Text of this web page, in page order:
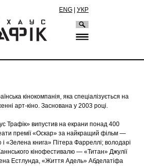
ENG УКР
кінокомпанія, яка спеціалізується на
арт-кіно. Заснована у 2003 році.
Трафік» випустив на екрани понад 400
премії «Оскар» за найкращий фільм —
«Зелена книга» Пітера Фарреллі; володарі
кінофестивалю — «Титан» Джулії
Естлунда, «Життя Адель» Абделатіфа